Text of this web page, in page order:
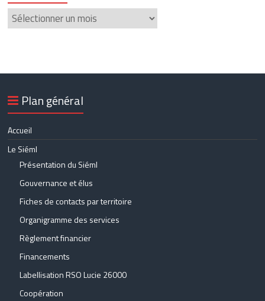
Archives
Plan général
Accueil
Le Siéml
Présentation du Siéml
Gouvernance et élus
Fiches de contacts par territoire
Organigramme des services
Règlement financier
Financements
Labellisation RSO Lucie 26000
Coopération